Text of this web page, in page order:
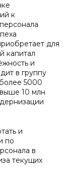
к
для
капитал
и
в группу
5000
10 млн
и
по
в
текущих